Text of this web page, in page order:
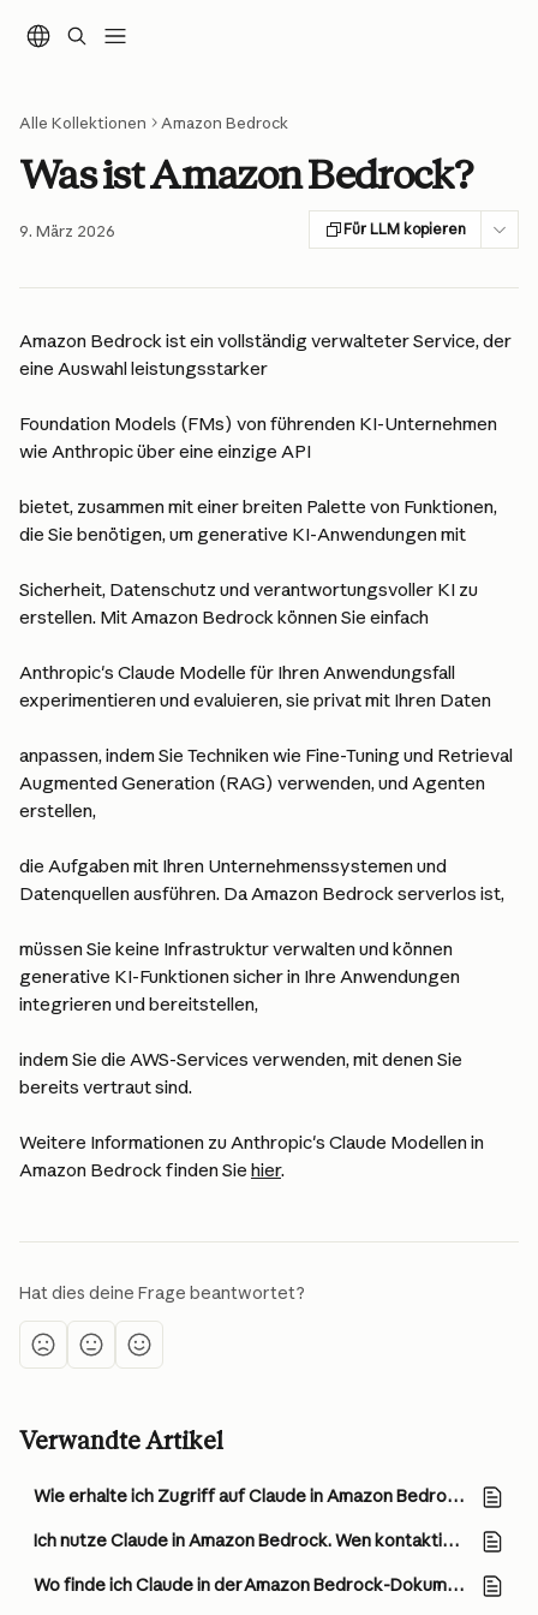
Alle Kollektionen Amazon Bedrock
Was ist Amazon Bedrock?
9. März 2026 Für LLM kopieren
Amazon Bedrock ist ein vollständig verwalteter Service, der
eine Auswahl leistungsstarker
Foundation Models (FMs) von führenden KI-Unternehmen
wie Anthropic über eine einzige API
bietet, zusammen mit einer breiten Palette von Funktionen,
die Sie benötigen, um generative KI-Anwendungen mit
Sicherheit, Datenschutz und verantwortungsvoller KI zu
erstellen. Mit Amazon Bedrock können Sie einfach
Anthropic's Claude Modelle für Ihren Anwendungsfall
experimentieren und evaluieren, sie privat mit Ihren Daten
anpassen, indem Sie Techniken wie Fine-Tuning und Retrieval
Augmented Generation (RAG) verwenden, und Agenten
erstellen,
die Aufgaben mit Ihren Unternehmenssystemen und
Datenquellen ausführen. Da Amazon Bedrock serverlos ist,
müssen Sie keine Infrastruktur verwalten und können
generative KI-Funktionen sicher in Ihre Anwendungen
integrieren und bereitstellen,
indem Sie die AWS-Services verwenden, mit denen Sie
bereits vertraut sind.
Weitere Informationen zu Anthropic's Claude Modellen in
Amazon Bedrock finden Sie hier.
Hat dies deine Frage beantwortet?
Verwandte Artikel
Wie erhalte ich Zugriff auf Claude in Amazon Bedrock?
Ich nutze Claude in Amazon Bedrock. Wen kontaktiere ich für Kundenunterstützungsanfragen?
Wo finde ich Claude in der Amazon Bedrock-Dokumentation?